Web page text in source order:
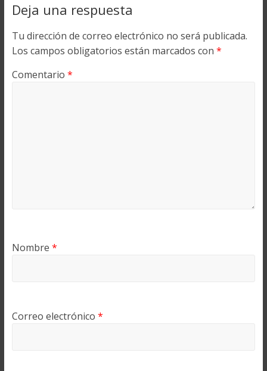
Deja una respuesta
Tu dirección de correo electrónico no será publicada.
Los campos obligatorios están marcados con *
Comentario *
Nombre *
Correo electrónico *